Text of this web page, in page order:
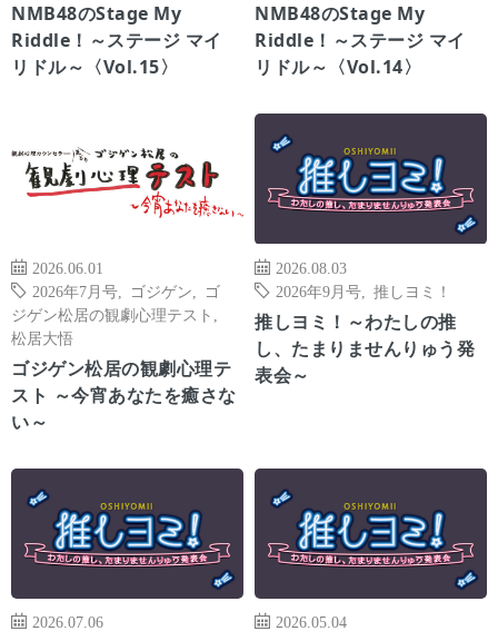
NMB48のStage My
Riddle！～ステージ マイ
リドル～〈Vol.15〉
NMB48のStage My
Riddle！～ステージ マイ
リドル～〈Vol.14〉
2026.06.01
2026年7月号
ゴジゲン
ゴ
ジゲン松居の観劇心理テスト
松居大悟
ゴジゲン松居の観劇心理テ
スト ～今宵あなたを癒さな
い～
2026.08.03
2026年9月号
推しヨミ！
推しヨミ！～わたしの推
し、たまりませんりゅう発
表会～
2026.07.06
2026.05.04